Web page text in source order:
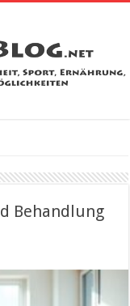
Behandlung